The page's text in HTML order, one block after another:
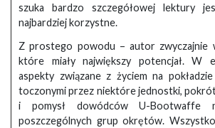
szuka bardzo szczegółowej lektury
najbardziej korzystne.
Z prostego powodu – autor zwyczajnie
które miały największy potencjał. W
aspekty związane z życiem na
toczonymi przez niektóre jednostki,
i pomysł dowódców U-Bootwaffe
poszczególnych grup okrętów.